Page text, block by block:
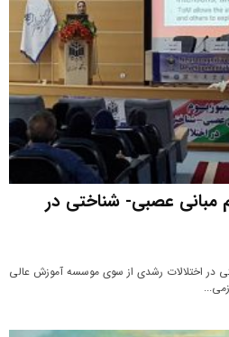
مبانی عصبی- شناختی در
در اختلالات رشدی از سوی موسسه آموزش عالی